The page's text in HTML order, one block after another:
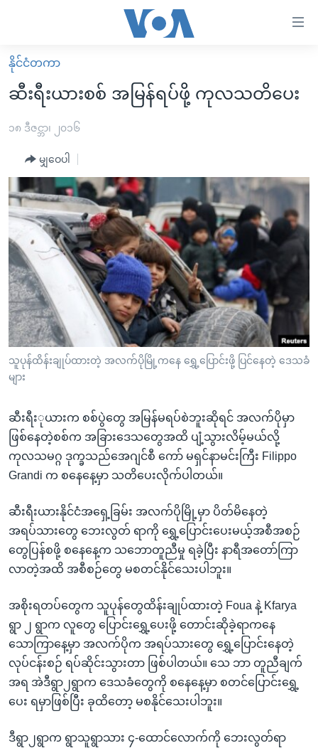
လွယ်ကူ
စေ
များ
ပင်မ
အကြောင်းအရာ
ကျော်
ကြည့်
ရန်
ပင်မ
အ
ညွန်း
စာမျက်နှာ
သို့
ကြည့်
ရန်
ရှာဖွေ
ရန်
သို့
ကျော်
ရန်
မူလစာမျက်နှာ
မြန်မာ
ကမ္ဘာ့သတင်းများ
နိုင်ငံတကာ
အမေရိကန်
တရုတ်
အစ္စရေး-ပါလက်စတိုင်း
သတင်းလွတ်လပ်ခွင့်
ရပ်ဝန်းတခု လမ်းတခု အလွန်
အင်္ဂလိပ်စာလေ့လာမယ်
အမေရိကန်သုံးအီဒီယံ
မကြေးမုံရဲ့ အင်္ဂလိပ်စာ
ရုပ်ရှင်ထဲက အင်္ဂလိပ်စာ
သုတပဒေသာ အင်္ဂလိပ်စာ
အပတ်စဉ်ကဏ္ဍများ
ရေဒီယို
တီဗွီ
ရေဒီယိုနှင့်ရုပ်သံ အချက်အလက်များ
ရေဒီယို/တီဗွီအစီအစဉ်
Learning English
ဗွီအိုအေ လူမှုကွန်ယက်များ
ဘာသာစကားများ
နိုင်ငံတကာ
ဆီးရီးယားစစ် အမြန်ရပ်ဖို့ ကုလသတိပေး
၁၈ ဒီဇင္ဘာ၊ ၂၀၁၆
မျှဝေပါ
သူပုန်ထိန်းချုပ်ထားတဲ့ အလက်ပိုမြို့ကနေ ရွှေ့ပြောင်းဖို့ ပြင်နေတဲ့ ဒေသခံ
များ
ဆီးရီးုယားက စစ်ပွဲတွေ အမြန်မရပ်စဲဘူးဆိုရင် အလက်ပိုမှာ
ဖြစ်နေတဲ့စစ်က အခြားဒေသတွေအထိ ပျံ့သွားလိမ့်မယ်လို့
ကုလသမဂ္ဂ ဒုက္ခသည်အေဂျင်စီ ကော် မရှင်နာမင်းကြီး Filippo
Grandi က စနေနေ့မှာ သတိပေးလိုက်ပါတယ်။
ဆီးရီးယားနိုင်ငံအရှေ့ခြမ်း အလက်ပိုမြို့မှာ ပိတ်မိနေတဲ့
အရပ်သားတွေ ဘေးလွတ် ရာကို ရွှေ့ပြောင်းပေးမယ့်အစီအစဉ်
တွေပြန်စဖို့ စနေနေ့က သဘောတူညီမှု ရခဲ့ပြီး နာရီအတော်ကြာ
လာတဲ့အထိ အစီစဉ်တွေ မစတင်နိုင်သေးပါဘူး။
အစိုးရတပ်တွေက သူပုန်တွေထိန်းချုပ်ထားတဲ့ Foua နဲ့ Kfarya
ရွာ ၂ ရွာက လူတွေ ပြောင်းရွှေ့ပေးဖို့ တောင်းဆိုခဲ့ရာကနေ
သောကြာနေ့မှာ အလက်ပိုက အရပ်သားတွေ ရွှေ့ပြောင်းနေတဲ့
လုပ်ငန်းစဉ် ရပ်ဆိုင်းသွားတာ ဖြစ်ပါတယ်။ သေ ဘာ တူညီချက်
အရ အဲဒီရွာ၂ရွာက ဒေသခံတွေကို စနေနေ့မှာ စတင်ပြောင်းရွှေ့
ပေး ရမှာဖြစ်ပြီး ခုထိတော့ မစနိုင်သေးပါဘူး။
ဒီရွာ၂ရွာက ရွာသူရွာသား ၄-ထောင်လောက်ကို ဘေးလွတ်ရာ